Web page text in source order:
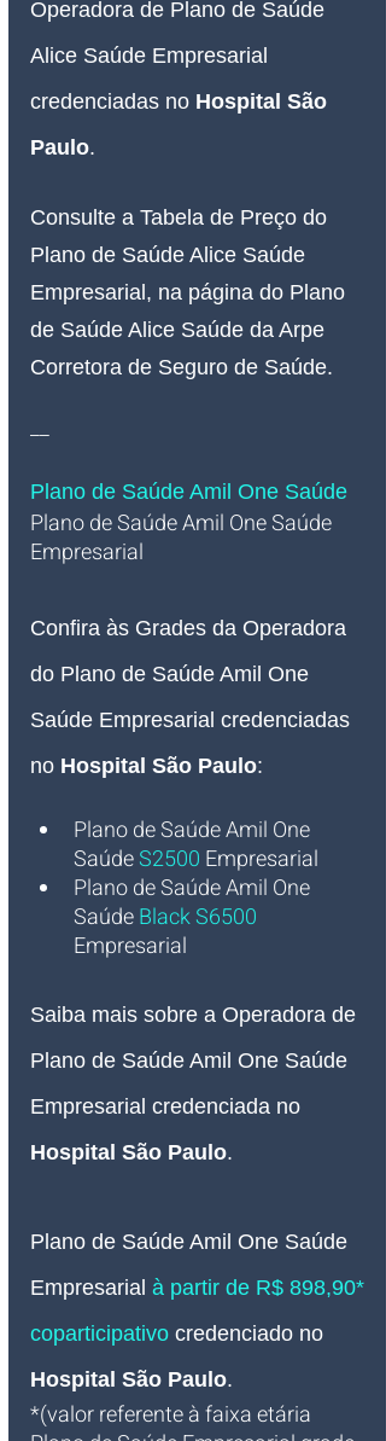
Operadora de Plano de Saúde
Alice Saúde Empresarial
credenciadas no Hospital São
Paulo.
Consulte a Tabela de Preço do
Plano de Saúde Alice Saúde
Empresarial, na página do Plano
de Saúde Alice Saúde da Arpe
Corretora de Seguro de Saúde.
__
Plano de Saúde Amil One Saúde
Plano de Saúde Amil One Saúde
Empresarial
Confira às Grades da Operadora
do Plano de Saúde Amil One
Saúde Empresarial credenciadas
no Hospital São Paulo:
Plano de Saúde Amil One
SaúdeS2500 Empresarial
Plano de Saúde Amil One
SaúdeBlack S6500
Empresarial
Saiba mais sobre a Operadora de
Plano de Saúde Amil One Saúde
Empresarial credenciada no
Hospital São Paulo.
Plano de Saúde Amil One Saúde
Empresarial à partir de R$ 898,90*
coparticipativo credenciado no
Hospital São Paulo.
*(valor referente à faixa etária